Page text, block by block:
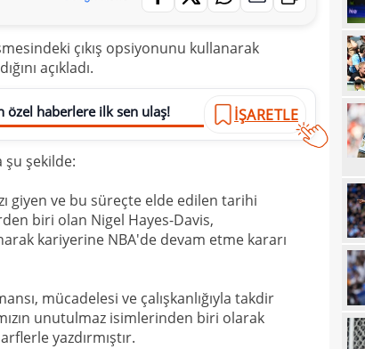
çıkış opsiyonunu kullanarak
açıkladı.
özel haberlere ilk sen ulaş! İŞARETLE
şu şekilde:
giyen ve bu süreçte elde edilen tarihi
biri olan Nigel Hayes-Davis,
kariyerine NBA'de devam etme kararı
mücadelesi ve çalışkanlığıyla takdir
unutulmaz isimlerinden biri olarak
yazdırmıştır.